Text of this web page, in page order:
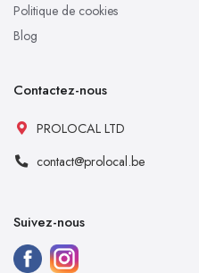
Politique de cookies
Blog
Contactez-nous
PROLOCAL LTD
contact@prolocal.be
Suivez-nous